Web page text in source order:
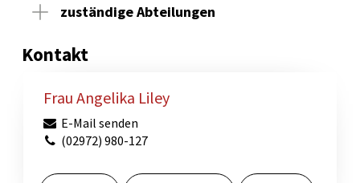
zuständige Abteilungen
Kontakt
Frau Angelika Liley
E-Mail senden
(02972) 980-127